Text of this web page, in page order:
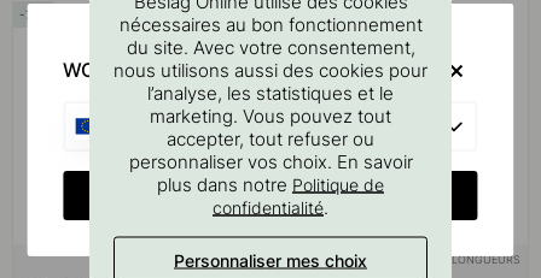
70 40
1 + LONGUEURS
nécessaires au bon fonctionnement
du site. Avec votre consentement,
nous utilisons aussi des cookies pour
l’analyse, les statistiques et le
marketing. Vous pouvez tout
accepter, tout refuser ou
personnaliser vos choix. En savoir
plus dans notre Politique de
confidentialité.
Personnaliser mes choix
WOULD YOU RATHER VISIT?
CHANGE COUNTRY